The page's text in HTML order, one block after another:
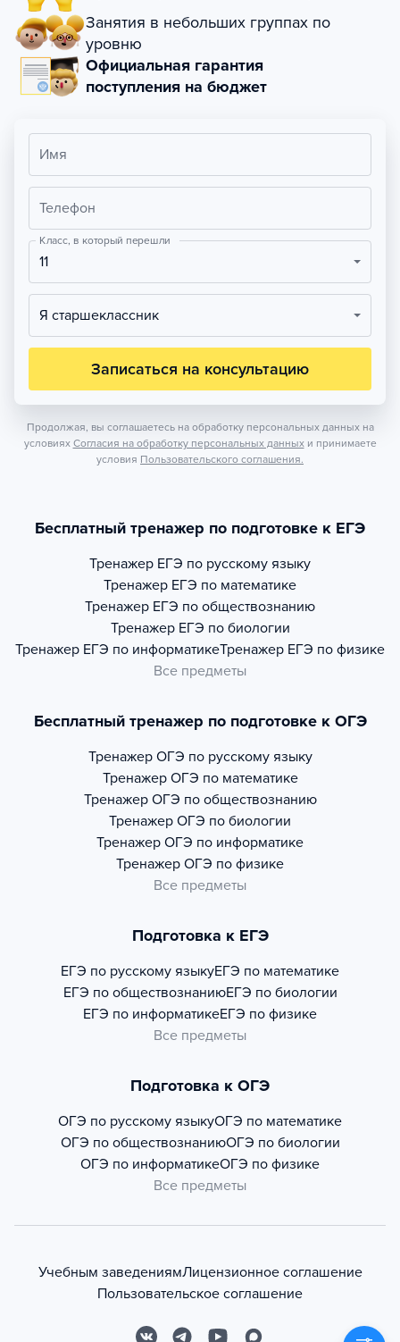
Занятия в небольших группах по
уровню
Официальная гарантия
поступления на бюджет
Имя
Телефон
Класс, в который перешли
11
Я старшеклассник
Записаться на консультацию
Продолжая, вы соглашаетесь на обработку персональных данных на
условиях Согласия на обработку персональных данных и принимаете
условия Пользовательского соглашения.
Бесплатный тренажер по подготовке к ЕГЭ
Тренажер ЕГЭ по русскому языку
Тренажер ЕГЭ по математике
Тренажер ЕГЭ по обществознанию
Тренажер ЕГЭ по биологии
Тренажер ЕГЭ по информатикеТренажер ЕГЭ по физике
Все предметы
Бесплатный тренажер по подготовке к ОГЭ
Тренажер ОГЭ по русскому языку
Тренажер ОГЭ по математике
Тренажер ОГЭ по обществознанию
Тренажер ОГЭ по биологии
Тренажер ОГЭ по информатике
Тренажер ОГЭ по физике
Все предметы
Подготовка к ЕГЭ
ЕГЭ по русскому языкуЕГЭ по математике
ЕГЭ по обществознаниюЕГЭ по биологии
ЕГЭ по информатикеЕГЭ по физике
Все предметы
Подготовка к ОГЭ
ОГЭ по русскому языкуОГЭ по математике
ОГЭ по обществознаниюОГЭ по биологии
ОГЭ по информатикеОГЭ по физике
Все предметы
Учебным заведениямЛицензионное соглашение
Пользовательское соглашение